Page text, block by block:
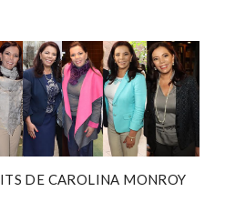
DE CAROLINA MONROY